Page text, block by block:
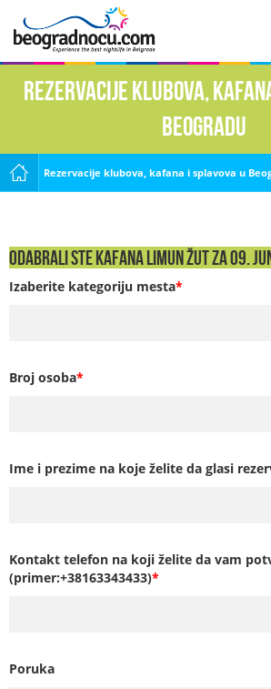
Rezervacije klubova,
Beogradu
Rezervacije klubova, kafana i splavova u
Odabrali ste Kafana Limun žut za 09. Jun
Izaberite kategoriju mesta*
Broj osoba*
Ime i prezime na koje želite da glasi
Kontakt telefon na koji želite da vam
(primer:+38163343433)*
Poruka